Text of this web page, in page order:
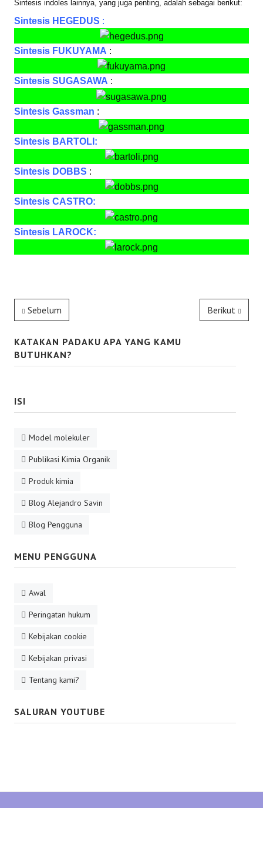
Sintesis indoles lainnya, yang juga penting, adalah sebagai berikut:
Sintesis HEGEDUS :
Sintesis FUKUYAMA :
Sintesis SUGASAWA :
Sintesis Gassman :
Sintesis BARTOLI:
Sintesis DOBBS :
Sintesis CASTRO:
Sintesis LAROCK:
Sebelum Berikut
KATAKAN PADAKU APA YANG KAMU
BUTUHKAN?
ISI
Model molekuler
Publikasi Kimia Organik
Produk kimia
Blog Alejandro Savin
Blog Pengguna
MENU PENGGUNA
Awal
Peringatan hukum
Kebijakan cookie
Kebijakan privasi
Tentang kami?
SALURAN YOUTUBE